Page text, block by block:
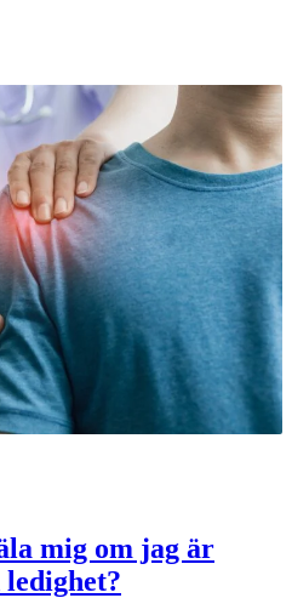
mig om jag är